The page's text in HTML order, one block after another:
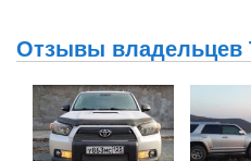
Отзывы владельцев